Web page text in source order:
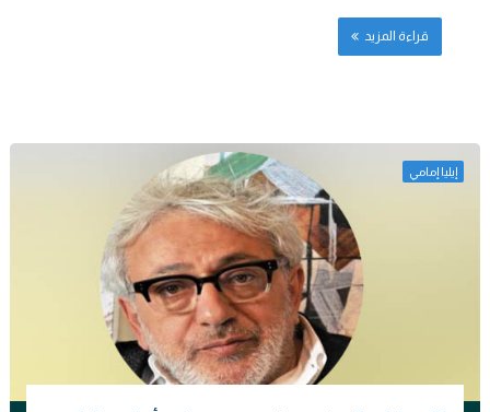
قراءة المزيد
إيليا إمامي